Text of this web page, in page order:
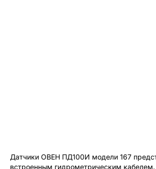
Датчики ОВЕН ПД100И модели 167
встроенным гидрометрическим кабелем.